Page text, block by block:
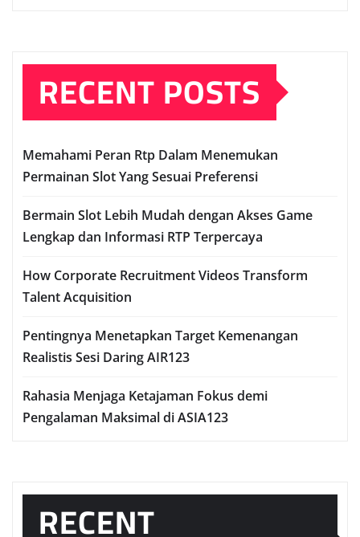
RECENT POSTS
Memahami Peran Rtp Dalam Menemukan
Permainan Slot Yang Sesuai Preferensi
Bermain Slot Lebih Mudah dengan Akses Game
Lengkap dan Informasi RTP Terpercaya
How Corporate Recruitment Videos Transform
Talent Acquisition
Pentingnya Menetapkan Target Kemenangan
Realistis Sesi Daring AIR123
Rahasia Menjaga Ketajaman Fokus demi
Pengalaman Maksimal di ASIA123
RECENT